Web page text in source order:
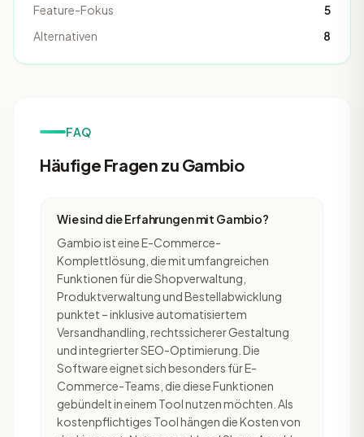
Feature-Fokus
5
Alternativen
8
FAQ
Häufige Fragen zu Gambio
Wie sind die Erfahrungen mit Gambio?
Gambio ist eine E-Commerce-
Komplettlösung, die mit umfangreichen
Funktionen für die Shopverwaltung,
Produktverwaltung und Bestellabwicklung
punktet – inklusive automatisiertem
Versandhandling, rechtssicherer Gestaltung
und integrierter SEO-Optimierung. Die
Software eignet sich besonders für E-
Commerce-Teams, die diese Funktionen
gebündelt in einem Tool nutzen möchten. Als
kostenpflichtiges Tool hängen die Kosten von